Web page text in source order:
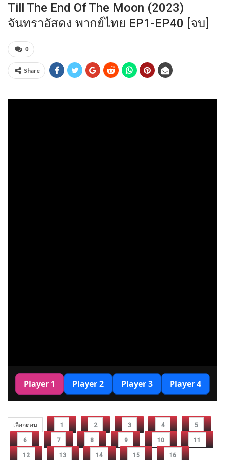
Till The End Of The Moon (2023)
จันทราอัสดง พากย์ไทย EP1-EP40 [จบ]
0
Share
เลือกตอน 1 2 3 4 5
6 7 8 9 10 11
12 13 14 15 16